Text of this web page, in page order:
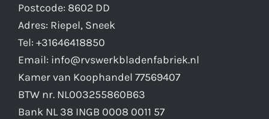
Postcode: 8602 DD
Adres: Riepel, Sneek
Tel: +31646418850
Email: info@rvswerkbladenfabriek.nl
Kamer van Koophandel 77569407
BTW nr. NL003255860B63
Bank NL 38 INGB 0008 0011 57